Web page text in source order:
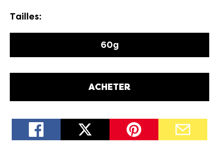
Tailles:
60g
ACHETER